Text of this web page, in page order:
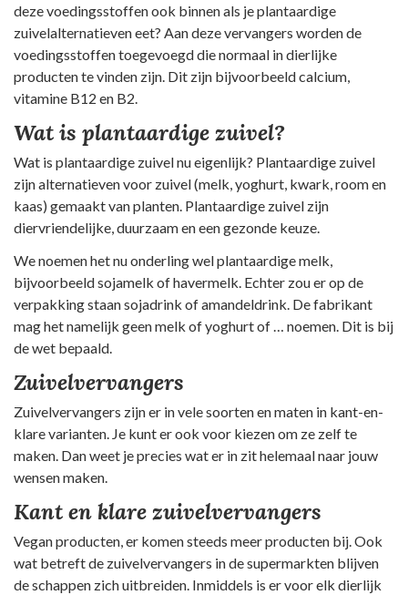
deze voedingsstoffen ook binnen als je plantaardige
zuivelalternatieven eet? Aan deze vervangers worden de
voedingsstoffen toegevoegd die normaal in dierlijke
producten te vinden zijn. Dit zijn bijvoorbeeld calcium,
vitamine B12 en B2.
Wat is plantaardige zuivel?
Wat is plantaardige zuivel nu eigenlijk? Plantaardige zuivel
zijn alternatieven voor zuivel (melk, yoghurt, kwark, room en
kaas) gemaakt van planten. Plantaardige zuivel zijn
diervriendelijke, duurzaam en een gezonde keuze.
We noemen het nu onderling wel plantaardige melk,
bijvoorbeeld sojamelk of havermelk. Echter zou er op de
verpakking staan sojadrink of amandeldrink. De fabrikant
mag het namelijk geen melk of yoghurt of … noemen. Dit is bij
de wet bepaald.
Zuivelvervangers
Zuivelvervangers zijn er in vele soorten en maten in kant-en-
klare varianten. Je kunt er ook voor kiezen om ze zelf te
maken. Dan weet je precies wat er in zit helemaal naar jouw
wensen maken.
Kant en klare zuivelvervangers
Vegan producten, er komen steeds meer producten bij. Ook
wat betreft de zuivelvervangers in de supermarkten blijven
de schappen zich uitbreiden. Inmiddels is er voor elk dierlijk